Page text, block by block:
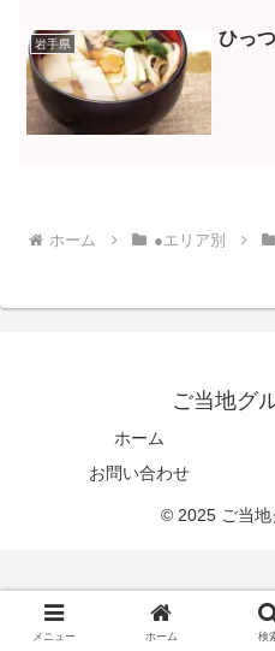
岩手県 ひっ
ホーム ●エリア別
ご当地グ
ホーム
お問い合わせ
© 2025 ご当地
メニュー ホーム 検